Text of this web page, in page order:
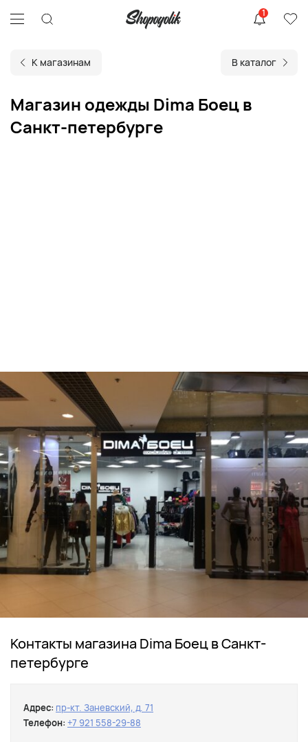
1
К магазинам В каталог
Магазин одежды Dima Боец в
Санкт-петербурге
Контакты магазина Dima Боец в Санкт-
петербурге
Адрес: пр-кт. Заневский, д. 71
Телефон: +7 921 558-29-88